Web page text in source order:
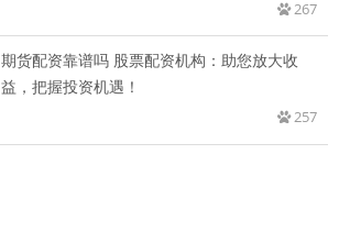
267
期货配资靠谱吗 股票配资机构：助您放大收
益，把握投资机遇！
257